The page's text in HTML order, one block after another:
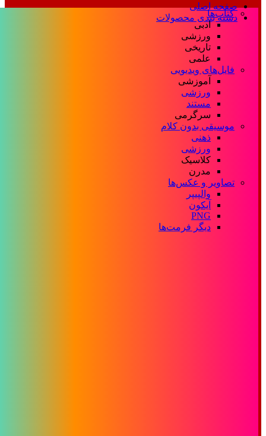
صفحه اصلی
دسته بندی محصولات
کتاب‌ها
ادبی
ورزشی
تاریخی
علمی
فایل‌های ویدیویی
آموزشی
ورزشی
مستند
سرگرمی
موسیقی بدون کلام
ذهنی
ورزشی
کلاسیک
مدرن
تصاویر و عکس‌ها
والپیپر
آیکون
PNG
دیگر فرمت‌ها